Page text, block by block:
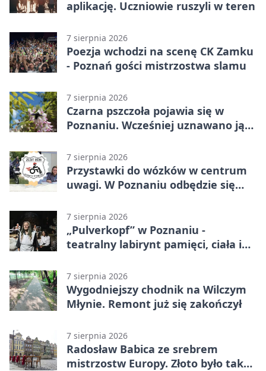
aplikację. Uczniowie ruszyli w teren
7 sierpnia 2026
Poezja wchodzi na scenę CK Zamku
- Poznań gości mistrzostwa slamu
7 sierpnia 2026
Czarna pszczoła pojawia się w
Poznaniu. Wcześniej uznawano ją
7 sierpnia 2026
Przystawki do wózków w centrum
uwagi. W Poznaniu odbędzie się
7 sierpnia 2026
„Pulverkopf” w Poznaniu -
teatralny labirynt pamięci, ciała i
7 sierpnia 2026
Wygodniejszy chodnik na Wilczym
Młynie. Remont już się zakończył
7 sierpnia 2026
Radosław Babica ze srebrem
mistrzostw Europy. Złoto było tak